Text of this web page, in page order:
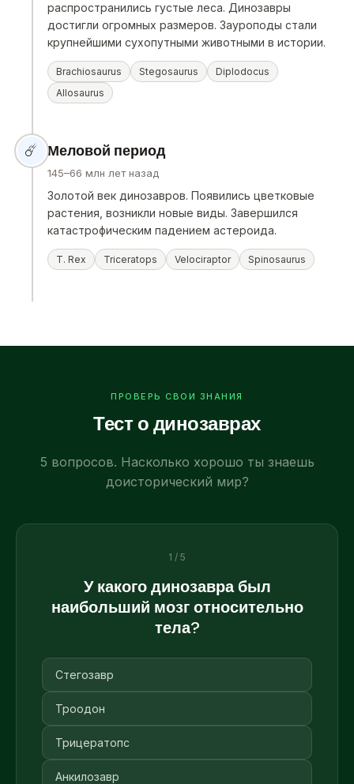
распространились густые леса. Динозавры
достигли огромных размеров. Зауроподы стали
крупнейшими сухопутными животными в истории.
Brachiosaurus Stegosaurus
Diplodocus
Allosaurus
☄️ Меловой период
145–66 млн лет назад
Золотой век динозавров. Появились цветковые
растения, возникли новые виды. Завершился
катастрофическим падением астероида.
T. Rex Triceratops Velociraptor Spinosaurus
ПРОВЕРЬ СВОИ ЗНАНИЯ
Тест о динозаврах
5 вопросов. Насколько хорошо ты знаешь
доисторический мир?
1 / 5
У какого динозавра был
наибольший мозг относительно
тела?
Стегозавр
Троодон
Трицератопс
Анкилозавр